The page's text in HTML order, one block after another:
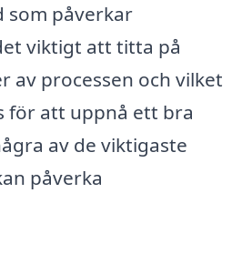
som påverkar
viktigt att titta på
av processen och vilket
för att uppnå ett bra
av de viktigaste
påverka